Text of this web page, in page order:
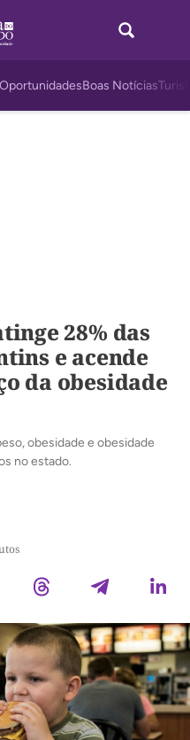
OportunidadesBoas Notícias
28% das
e acende
da obesidade
obesidade e obesidade
no estado.